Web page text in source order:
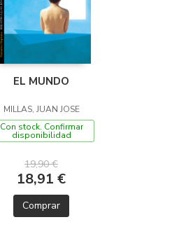
EL MUNDO
MILLAS, JUAN JOSE
Con stock. Confirmar
disponibilidad
19,90 €
18,91 €
Comprar